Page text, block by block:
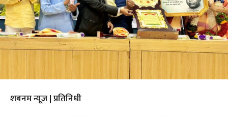
शबनम न्यूज | प्रतिनिधी